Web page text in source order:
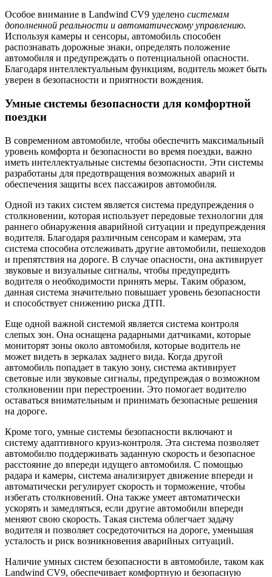
Особое внимание в Landwind CV9 уделено системам
дополненной реальности и автоматическому управлению.
Используя камеры и сенсоры, автомобиль способен
распознавать дорожные знаки, определять положение
автомобиля и предупреждать о потенциальной опасности.
Благодаря интеллектуальным функциям, водитель может быть
уверен в безопасности и приятности вождения.
Умные системы безопасности для комфортной
поездки
В современном автомобиле, чтобы обеспечить максимальный
уровень комфорта и безопасности во время поездки, важно
иметь интеллектуальные системы безопасности. Эти системы
разработаны для предотвращения возможных аварий и
обеспечения защиты всех пассажиров автомобиля.
Одной из таких систем является система предупреждения о
столкновении, которая использует передовые технологии для
раннего обнаружения аварийной ситуации и предупреждения
водителя. Благодаря различным сенсорам и камерам, эта
система способна отслеживать другие автомобили, пешеходов
и препятствия на дороге. В случае опасности, она активирует
звуковые и визуальные сигналы, чтобы предупредить
водителя о необходимости принять меры. Таким образом,
данная система значительно повышает уровень безопасности
и способствует снижению риска ДТП.
Еще одной важной системой является система контроля
слепых зон. Она оснащена радарными датчиками, которые
мониторят зоны около автомобиля, которые водитель не
может видеть в зеркалах заднего вида. Когда другой
автомобиль попадает в такую зону, система активирует
световые или звуковые сигналы, предупреждая о возможном
столкновении при перестроении. Это помогает водителю
оставаться внимательным и принимать безопасные решения
на дороге.
Кроме того, умные системы безопасности включают и
систему адаптивного круиз-контроля. Эта система позволяет
автомобилю поддерживать заданную скорость и безопасное
расстояние до впереди идущего автомобиля. С помощью
радара и камеры, система анализирует движение впереди и
автоматически регулирует скорость и торможение, чтобы
избегать столкновений. Она также умеет автоматически
ускорять и замедляться, если другие автомобили впереди
меняют свою скорость. Такая система облегчает задачу
водителя и позволяет сосредоточиться на дороге, уменьшая
усталость и риск возникновения аварийных ситуаций.
Наличие умных систем безопасности в автомобиле, таком как
Landwind CV9, обеспечивает комфортную и безопасную